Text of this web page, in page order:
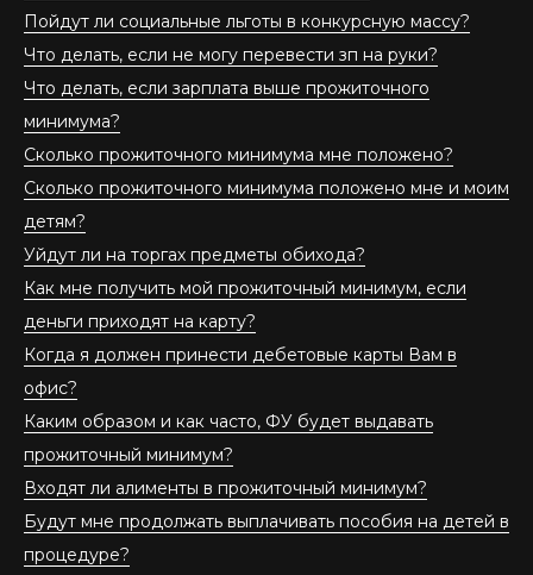
Пойдут ли социальные льготы в конкурсную массу?
Что делать, если не могу перевести зп на руки?
Что делать, если зарплата выше прожиточного
минимума?
Сколько прожиточного минимума мне положено?
Сколько прожиточного минимума положено мне и моим
детям?
Уйдут ли на торгах предметы обихода?
Как мне получить мой прожиточный минимум, если
деньги приходят на карту?
Когда я должен принести дебетовые карты Вам в
офис?
Каким образом и как часто, ФУ будет выдавать
прожиточный минимум?
Входят ли алименты в прожиточный минимум?
Будут мне продолжать выплачивать пособия на детей в
процедуре?